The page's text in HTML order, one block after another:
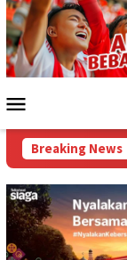
Loncat
ke
konten
Mobile
Breaking News
Dana